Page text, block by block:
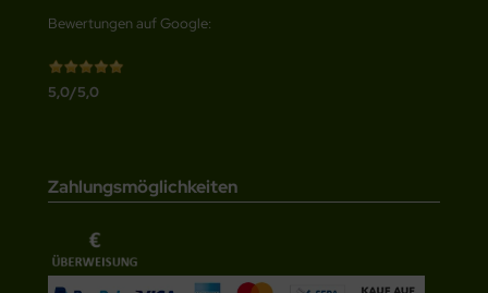
Bewertungen auf Google:
5,0/5,0
Zahlungsmöglichkeiten